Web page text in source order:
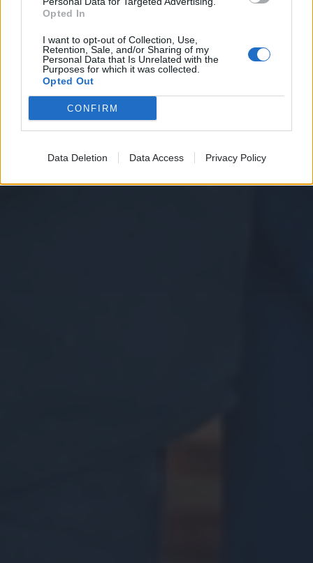
Opted In
I want to opt-out of Collection, Use,
Retention, Sale, and/or Sharing of my
Personal Data that Is Unrelated with the
Purposes for which it was collected.
Opted Out
CONFIRM
Data Deletion Data Access Privacy Policy